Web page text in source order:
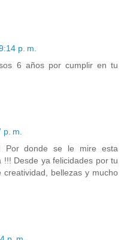
p. m.
6 años por cumplir en tu
p. m.
Por donde se le mire esta
!!! Desde ya felicidades por tu
bellezas y mucho